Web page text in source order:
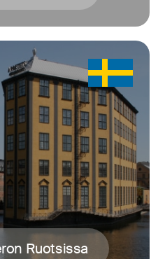
Ruotsissa